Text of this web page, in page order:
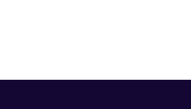
Accessoires